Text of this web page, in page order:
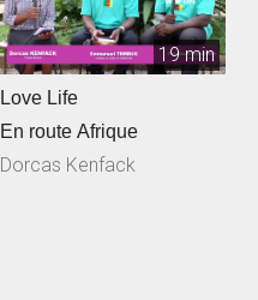
19 min
Love Life
En route Afrique
Dorcas Kenfack